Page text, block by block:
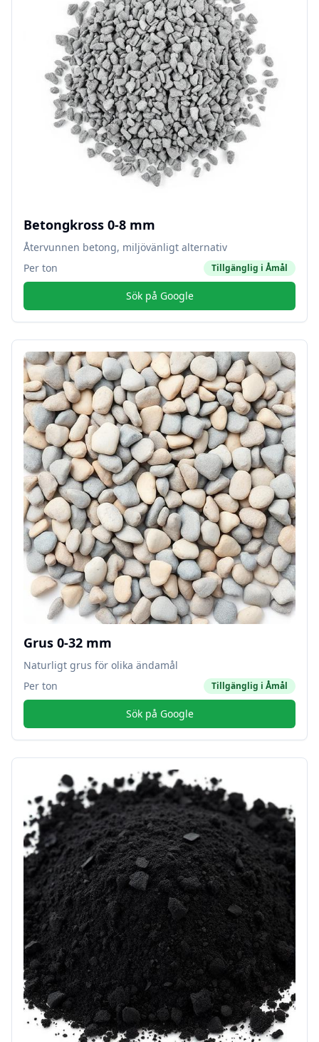
Betongkross 0-8 mm
Återvunnen betong, miljövänligt alternativ
Per ton
Tillgänglig i Åmål
Sök på Google
Grus 0-32 mm
Naturligt grus för olika ändamål
Per ton
Tillgänglig i Åmål
Sök på Google